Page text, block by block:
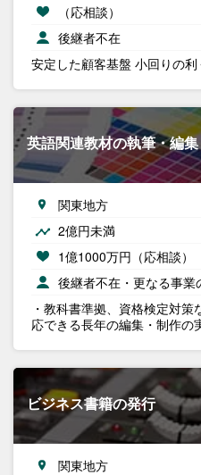
（応相談）
後継者不在
安定した顧客基盤 小回りの利
英語関連教材の執筆・編
関東地方
2億円未満
1億1000万円（応相談）
後継者不在・更なる事
・教科書準拠、資格検定対
応できる長年の編集・制作
ビジネス書籍の発行
関東地方